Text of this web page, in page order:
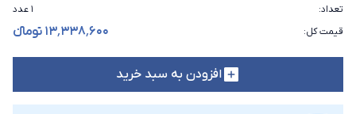
تعداد:
۱ عدد
قیمت کل: ۱۳٬۳۳۸٬۶۰۰ تومانء
افزودن به سبد خرید